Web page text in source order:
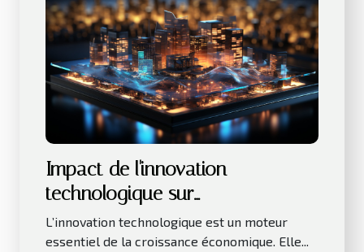
Impact de l'innovation
technologique sur
l'investissement immobilier
L’innovation technologique est un moteur
essentiel de la croissance économique. Elle...